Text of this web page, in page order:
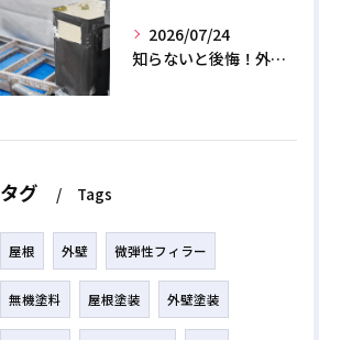
2026/07/24
知らないと後悔！外壁塗装で無機質塗料を選ぶデメリットと3つの罠
タグ Tags
屋根 外壁 微弾性フィラー
無機塗料 屋根塗装 外壁塗装